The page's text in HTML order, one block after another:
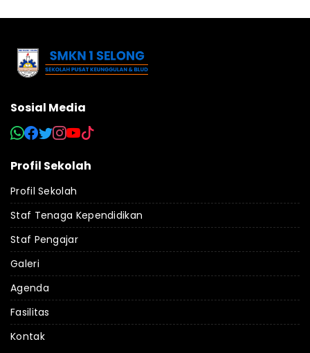
Sosial Media
Profil Sekolah
Profil Sekolah
Staf Tenaga Kependidikan
Staf Pengajar
Galeri
Agenda
Fasilitas
Kontak